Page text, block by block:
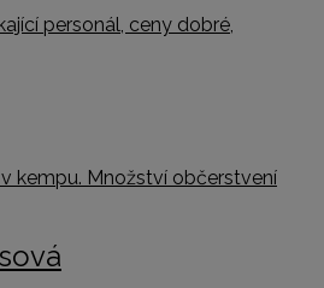
personál, ceny dobré,
kempu. Množství občerstvení